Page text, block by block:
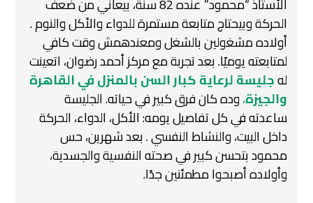
الحركة وبيحتاج متابعة مستمرة للدواء والأكل والنوم .
أولاده مشغولين بالشغل ومعندهمش وقت كافي
لمتابعته يوميًا. بعد تجربة مع مركز أحمد رضوان، اتعينت
لهجليسة لرعاية كبار السن بالمنزل في القاهرة
والجيزة،وده كان فرق كبير في حياته. الجليسة
ساعدته في كل تفاصيل يومه: الأكل، الدواء، الحركة
داخل البيت، والنشاط النفسي . بعد شهرين، حس
محمود بتحسن كبير في صحته النفسية والجسدية،
وأولاده أصبحوا مطمئنين جدًا.